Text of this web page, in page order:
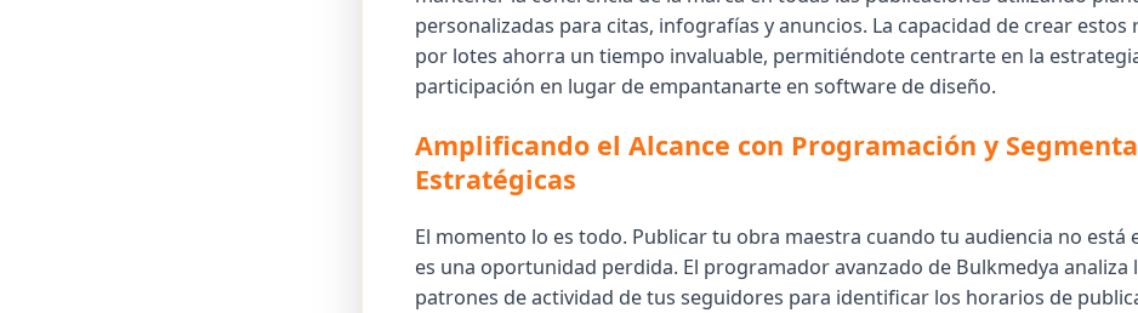
personalizadas para citas, infografías y anuncios. La capacidad de crear estos
por lotes ahorra un tiempo invaluable, permitiéndote centrarte en la
participación en lugar de empantanarte en software de diseño.
Amplificando el Alcance con Programación y
Estratégicas
El momento lo es todo. Publicar tu obra maestra cuando tu audiencia no está
es una oportunidad perdida. El programador avanzado de Bulkmedya analiza
patrones de actividad de tus seguidores para identificar los horarios de